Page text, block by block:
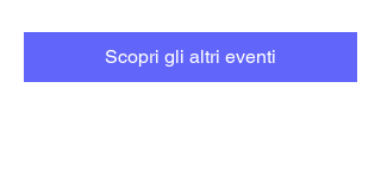
Scopri gli altri eventi